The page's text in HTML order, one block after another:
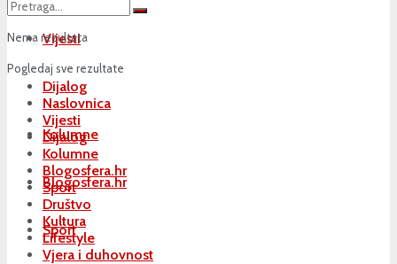
Nema rezultata
Pogledaj sve rezultate
Vijesti
Dijalog
Kolumne
Blogosfera.hr
Sport
Naslovnica
Vijesti
Dijalog
Kolumne
Blogosfera.hr
Sport
Društvo
Kultura
Lifestyle
Vjera i duhovnost